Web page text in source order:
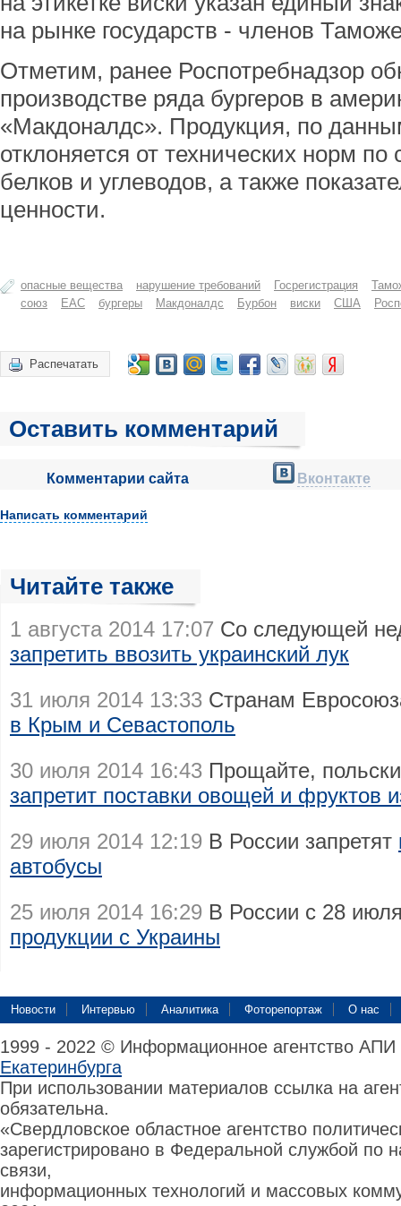
на рынке государств - членов
Отметим, ранее Роспотребнадзор
производстве ряда бургеров в
«Макдоналдс». Продукция, по
отклоняется от технических норм
белков и углеводов, а также
ценности.
опасные вещества нарушение требований Госрегистрация
союз
ЕАС бургеры Макдоналдс Бурбон виски США
Распечатать
Оставить комментарий
Комментарии сайта Вконтакте
Написать комментарий
Читайте также
1 августа 2014 17:07 Со следующей
запретить ввозить украинский лук
31 июля 2014 13:33 Странам
в Крым и Севастополь
30 июля 2014 16:43 Прощайте,
запретит поставки овощей и фруктов
29 июля 2014 12:19 В России запретят
автобусы
25 июля 2014 16:29 В России с 28
продукции с Украины
Новости Интервью Аналитика Фоторепортаж О нас
1999 - 2022 © Информационное агентство
Екатеринбурга
При использовании материалов ссылка на
обязательна.
«Свердловское областное агентство
зарегистрировано в Федеральной службой по
связи,
информационных технологий и массовых